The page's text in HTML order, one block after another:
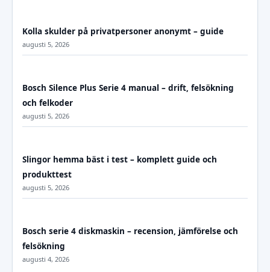
Kolla skulder på privatpersoner anonymt – guide
augusti 5, 2026
Bosch Silence Plus Serie 4 manual – drift, felsökning
och felkoder
augusti 5, 2026
Slingor hemma bäst i test – komplett guide och
produkttest
augusti 5, 2026
Bosch serie 4 diskmaskin – recension, jämförelse och
felsökning
augusti 4, 2026